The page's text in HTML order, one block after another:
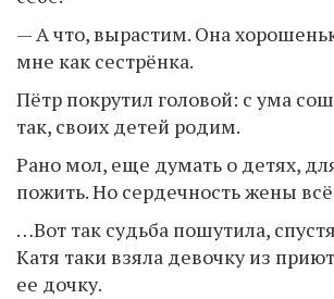
— А что, вырастим. Она
мне как сестрёнка.
Пётр покрутил головой: с ума
так, своих детей родим.
Рано мол, еще думать о детях,
пожить. Но сердечность жены
…Вот так судьба пошутила,
Катя таки взяла девочку из
ее дочку.